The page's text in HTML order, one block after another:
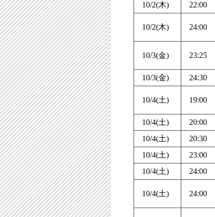
10/2(木) 22:00
10/2(木) 24:00
10/3(金) 23:25
10/3(金)
24:30
10/4(土) 19:00
10/4(土) 20:00
10/4(土)
20:30
10/4(土)
23:00
10/4(土)
24:00
10/4(土) 24:00